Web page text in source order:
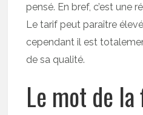
pensé. En bref, c’est une
Le tarif peut paraître
cependant il est
de sa qualité.
Le mot de la